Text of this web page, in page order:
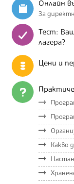
Онлайн
За
Тест:
лагера?
Цени и
Какво